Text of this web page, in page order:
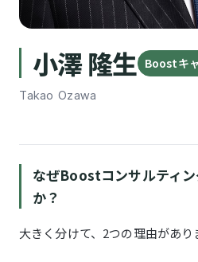
小澤 隆生 Boostキ
Takao Ozawa
なぜBoostコンサルティ
か？
大きく分けて、2つの理由があり